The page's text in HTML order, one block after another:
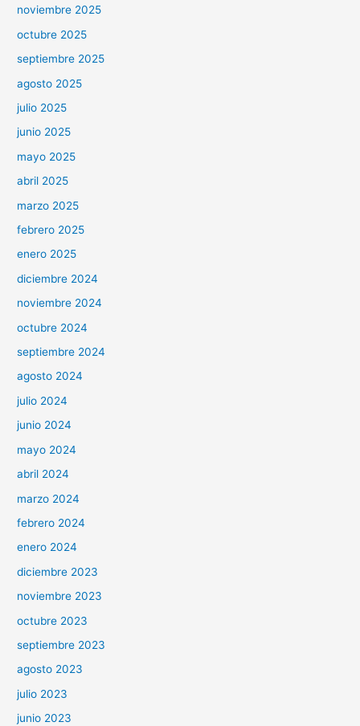
noviembre 2025
octubre 2025
septiembre 2025
agosto 2025
julio 2025
junio 2025
mayo 2025
abril 2025
marzo 2025
febrero 2025
enero 2025
diciembre 2024
noviembre 2024
octubre 2024
septiembre 2024
agosto 2024
julio 2024
junio 2024
mayo 2024
abril 2024
marzo 2024
febrero 2024
enero 2024
diciembre 2023
noviembre 2023
octubre 2023
septiembre 2023
agosto 2023
julio 2023
junio 2023